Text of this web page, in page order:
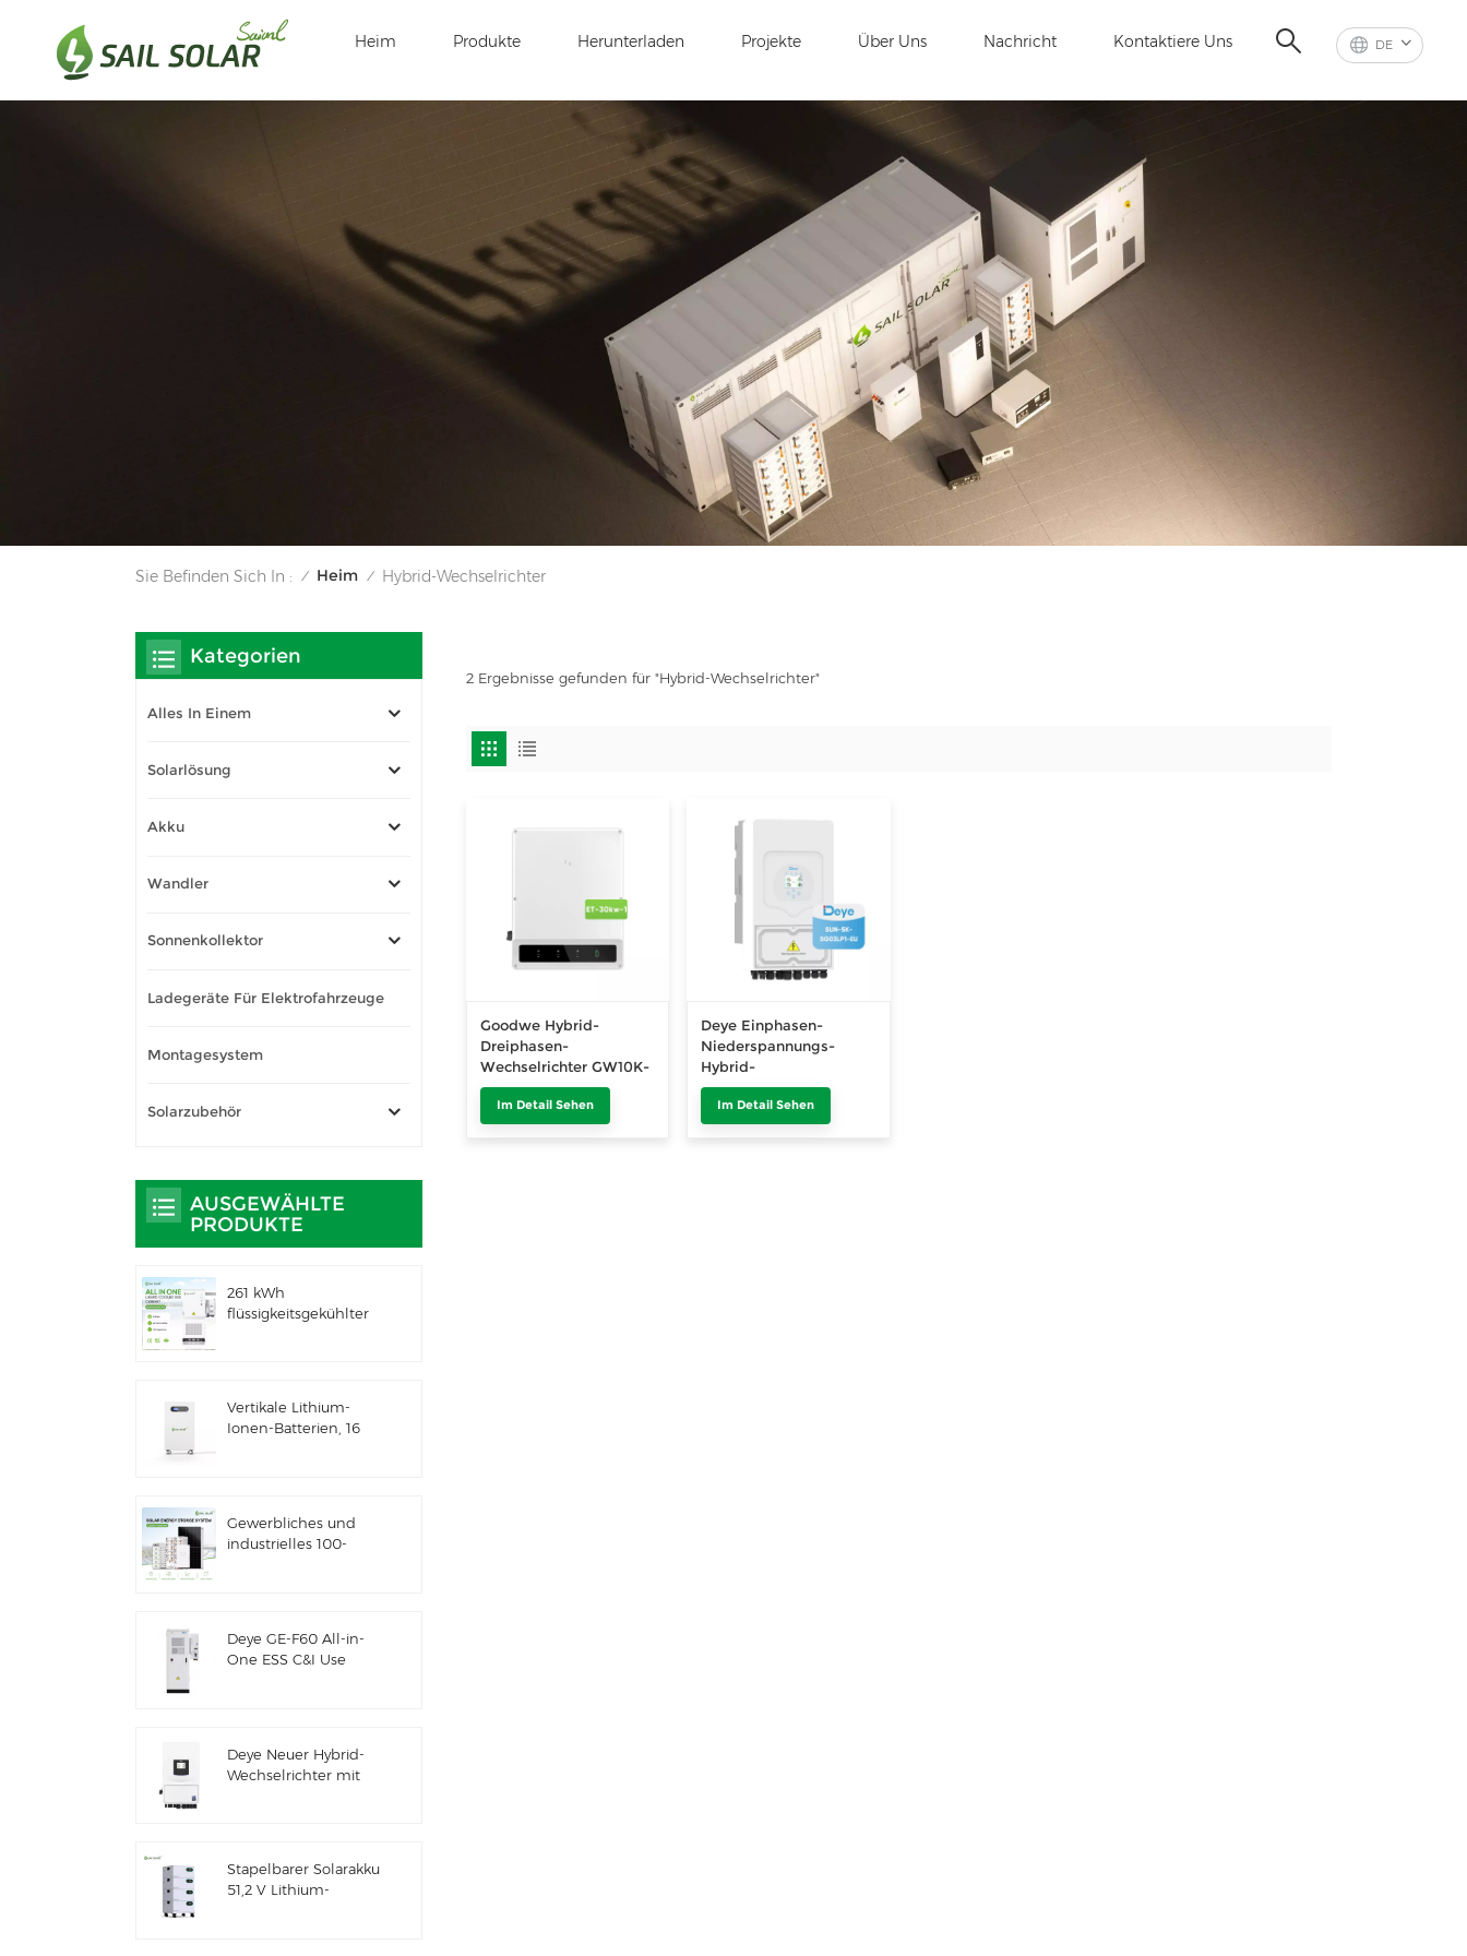
DE
Heim Produkte Herunterladen Projekte Über Uns Nachricht Kontaktiere Uns
Sie Befinden Sich In : / Heim / Hybrid-Wechselrichter
2 Ergebnisse gefunden für "Hybrid-Wechselrichter"
Goodwe Hybrid-
Dreiphasen-
Wechselrichter GW10K-
ET mit zwei MPPTs
Im Detail Sehen
Deye Einphasen-
Niederspannungs-
Hybrid-
Solarwechselrichter 5
kWIm Detail Sehen
Kategorien
Alles In Einem
Solarlösung
Akku
Wandler
Sonnenkollektor
Ladegeräte Für Elektrofahrzeuge
Montagesystem
Solarzubehör
AUSGEWÄHLTE
PRODUKTE
261 kWh
flüssigkeitsgekühlter
Anwendungen IP66
ESS
Vertikale Lithium-
Ionen-Batterien, 16
Gewerbliches und
industrielles 100-
Deye GE-F60 All-in-
One ESS C&I Use
51,2V 100Ah
Deye Neuer Hybrid-
Wechselrichter mit
Stapelbarer Solarakku
51,2 V Lithium-